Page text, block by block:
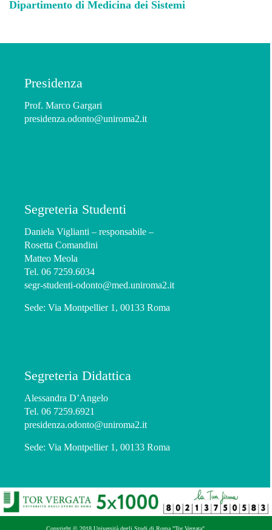
Dipartimento di Medicina dei Sistemi
Presidenza
Prof. Marco Gargari
presidenza.odonto@uniroma2.it
Segreteria Studenti
Daniela Viglianti – responsabile –
Rosetta Comandini
Matteo Meola
Tel. 06 7259.6034
segr-studenti-odonto@med.uniroma2.it
Sede: Via Montpellier 1, 00133 Roma
Segreteria Didattica
Alessandra D’Angelo
Tel. 06 7259.6921
presidenza.odonto@uniroma2.it
Sede: Via Montpellier 1, 00133 Roma
Copyright © 2018 Università degli Studi di Roma "Tor Vergata"